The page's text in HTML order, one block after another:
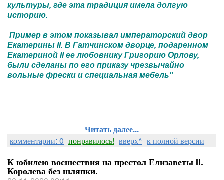
культуры, где эта традиция имела долгую
историю.
Пример в этом показывал императорский двор
Екатерины II. В Гатчинском дворце, подаренном
Екатериной II ее любовнику Григорию Орлову,
были сделаны по его приказу чрезвычайно
вольные фрески и специальная мебель"
Читать далее...
комментарии: 0 понравилось! вверх^ к полной версии
К юбилею восшествия на престол Елизаветы II.
Королева без шляпки.